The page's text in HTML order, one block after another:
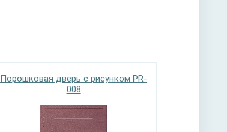
Порошковая дверь с рисунком PR-
008